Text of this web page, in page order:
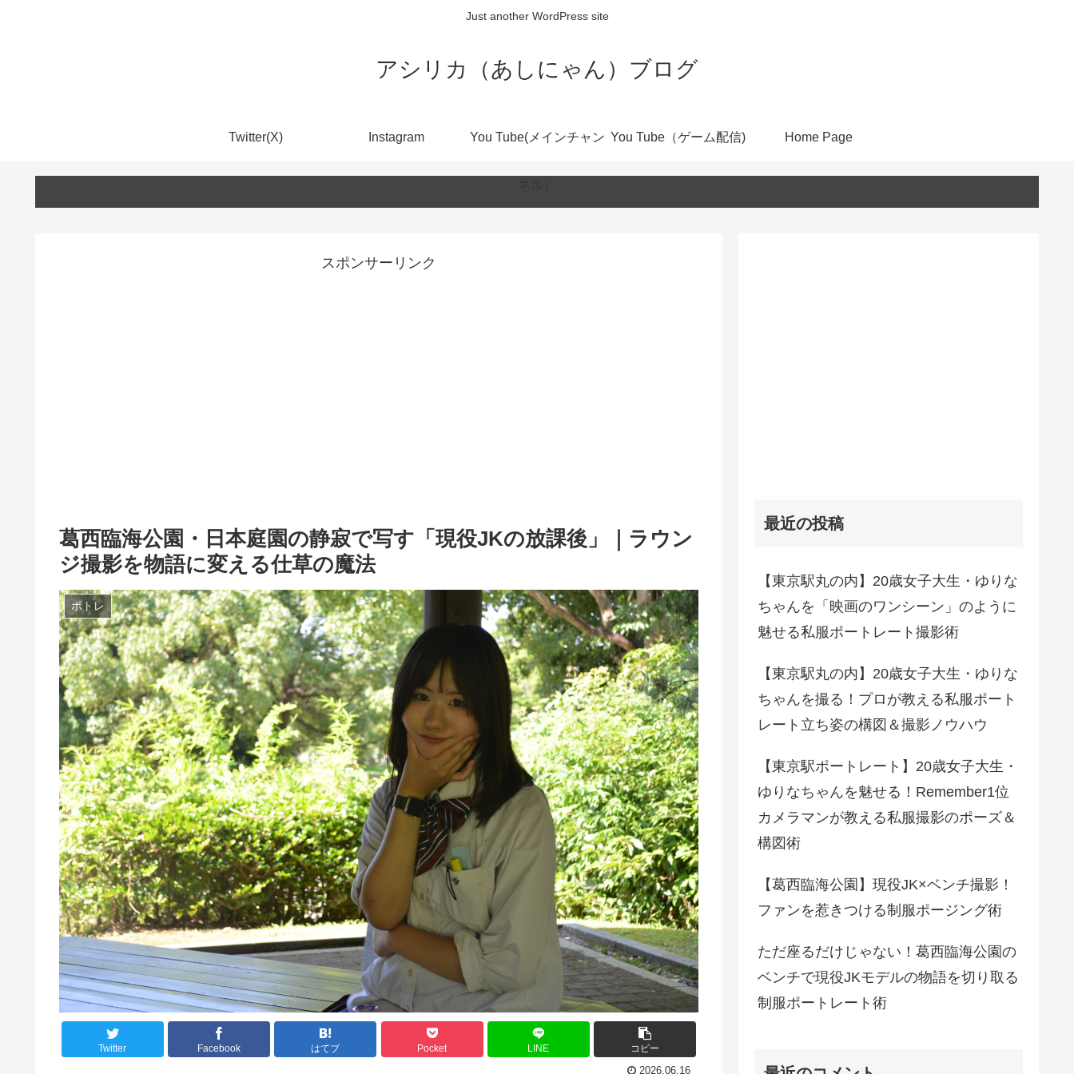
Just another WordPress site
アシリカ（あしにゃん）ブログ
Twitter(X) Instagram You Tube(メインチャン You Tube（ゲーム配信) Home Page
スポンサーリンク
葛西臨海公園・日本庭園の静寂で写す「現役JKの放課後」｜ラウン
ジ撮影を物語に変える仕草の魔法
ポトレ
Twitter Facebook はてブ Pocket LINE コピー
2026.06.16
最近の投稿
【東京駅丸の内】20歳女子大生・ゆりな
ちゃんを「映画のワンシーン」のように
魅せる私服ポートレート撮影術
【東京駅丸の内】20歳女子大生・ゆりな
ちゃんを撮る！プロが教える私服ポート
レート立ち姿の構図＆撮影ノウハウ
【東京駅ポートレート】20歳女子大生・
ゆりなちゃんを魅せる！Remember1位
カメラマンが教える私服撮影のポーズ＆
構図術
【葛西臨海公園】現役JK×ベンチ撮影！
ファンを惹きつける制服ポージング術
ただ座るだけじゃない！葛西臨海公園の
ベンチで現役JKモデルの物語を切り取る
制服ポートレート術